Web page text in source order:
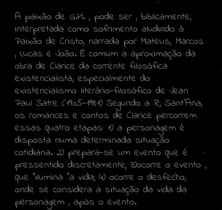
A paixão de G.H. , pode ser , biblicamente,
interpretada como sofrimento aludindo à
Paixão de Cristo, narrada por Mateus, Marcos
, Lucas e João. É comum a aproximação da
obra de Clarice da corrente filosófica
existencialista, especialmente do
existencialismo literário-filosófico de Jean
Paul Satre (1905-1981) Segundo a R, Sant'Ana,
os romances e contos de Clarice percorrem
essas quatro etapas: 1) a personagem é
disposta numa determinada situação
cotidiana. 2) prepara-se um evento que é
pressentido discretamente; 3)ocorre o evento ,
que "ilumina "a vida; 4) ocorre o desfecho,
onde se considera a situação da vida da
personagem , após o evento.